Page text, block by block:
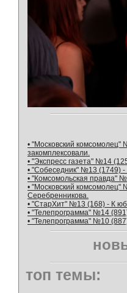
• "Московский
закомплексовали.
• "Экспресс газета" №14
• "Собеседник" №13 (1749)
• "Комсомольская правда"
• "Московский
Серебренникова.
• "СтарХит" №13 (168) - К
• "Телепрограмма" №14
• "Телепрограмма" №10
топ темы: